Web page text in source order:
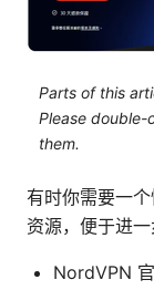
Parts of this
Please
them.
有时你需要一
资源，便于进
NordVPN